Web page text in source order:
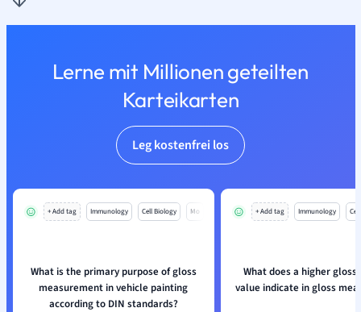
Lerne mit Millionen geteilten
Karteikarten
Leg kostenfrei los
+ Add tag Immunology Cell Biology Mo
What is the primary purpose of gloss
measurement in vehicle painting
according to DIN standards?
+ Add tag Immunology
What does a higher gloss
value indicate in gloss